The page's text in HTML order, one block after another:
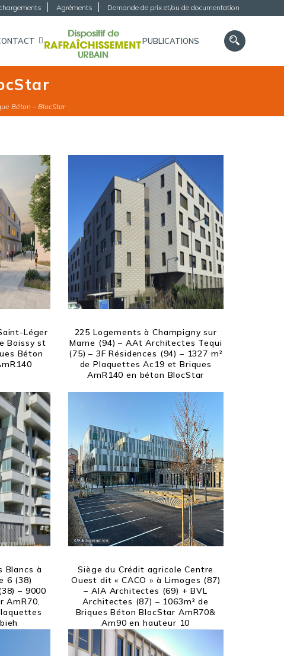
Agréments Demande de prix et/ou de documentation
PUBLICATIONS
Béton – BlocStar
Léger
Boissy st
Béton
225 Logements à Champigny sur
Marne (94) – AAt Architectes Tequi
(75) – 3F Résidences (94) – 1327 m²
de Plaquettes Ac19 et Briques
AmR140 en béton BlocStar
Blancs à
6 (38)
– 9000
AmR70,
Siège du Crédit agricole Centre
Ouest dit « CACO » à Limoges (87)
– AIA Architectes (69) + BVL
Architectes (87) – 1063m² de
Briques Béton BlocStar AmR70&
Am90 en hauteur 10